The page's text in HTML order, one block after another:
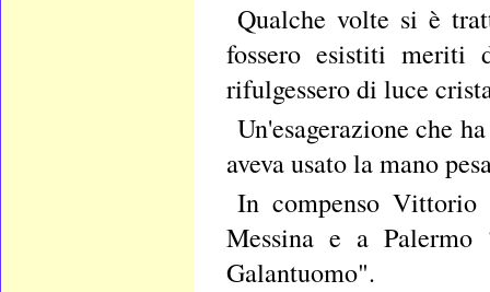
Qualche volte si è
fossero esistiti
rifulgessero di luce
Un'esagerazione che
aveva usato la mano
In compenso
Messina e a
Galantuomo".